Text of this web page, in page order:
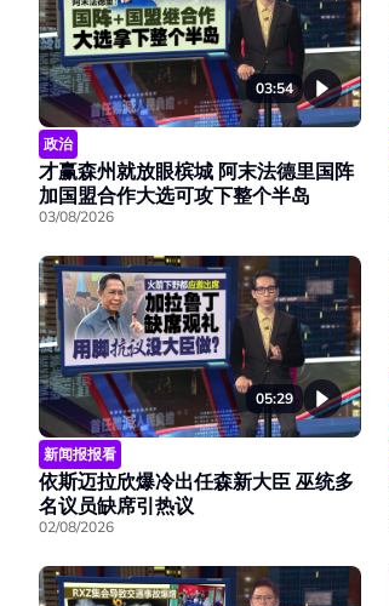
03:54
政治
才赢森州就放眼槟城 阿末法德里国阵
加国盟合作大选可攻下整个半岛
03/08/2026
05:29
新闻报报看
依斯迈拉欣爆冷出任森新大臣 巫统多
名议员缺席引热议
02/08/2026